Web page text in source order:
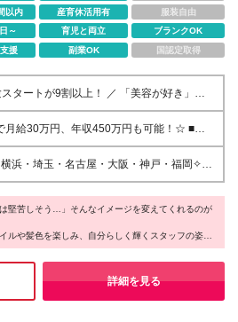
以内 産育休活用有
服装自由
～ 育児と両立
ブランクOK
援 副業OK 国認定取得
タートが9割以上！ ／ 「美容が好き」
ぎたい」 その気持ちがあれば、これまで
一切問いません✨ 【こんな方にぴった
、誰かを笑顔にしたい方 ◎安定した高収入
万円〜）を叶えたい方 ◎オンとオフを切り
も大歓迎★ アパレル、カフェ、受付、事
、営業など、 先輩たちの前職はさまざ
を変えたい」という想いを全力でサポー
方とお会
います／ 「いきなり応募は勇気が
という方は、 ぜひお気軽に【気になる】
ップしてくださいね。 お会いできること
給30万円、年収450万円も可能！☆ ■月
＋業績手当＋賞与年2回＋決算賞与（規定
みなし残業代月22時間分／月3万5300円を
上に応じて、毎月全員に支給のチャンスあ
なで頑張った成果」を役職ごとに還元する
れるから、 一致団結して楽しく稼げます！
試⽤期間中（2か月間）の給与の変動につ
東エリア（池袋院、秋葉原院、新橋院、
浜・埼玉・名古屋・大阪・神戸・福岡✧˖
15OPEN ★駅徒歩3分以内の好立地 【秋
田区神田佐久間町2-18-5-3F 【新橋院】
ビル9F 【池袋院】 豊島区南池
【新宿院】 新宿区新宿3-25-9
古屋市中村区椿町17-
名古屋栄院】 名古屋市中区錦
三宮院】 神戸市中央区琴
リーンシャポービル3F 【大阪天王寺
は堅苦しそう…」そんなイメージを変えてくれるのが
ルや髪色を楽しみ、自分らしく輝くスタッフの姿が
。
90％ながら、1年目から【月給30万円】を目指せる
ました。完全週休2日制でオフも充実しているから
裕を持って患者様に向き合えます。
詳細を見る